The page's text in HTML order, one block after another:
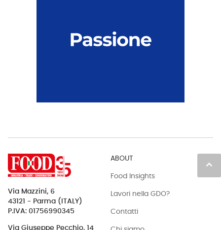
keyboard_arrow_up
Via Mazzini, 6
43121 - Parma (ITALY)
P.IVA: 01756990345
Via Giuseppe Pecchio, 14
ABOUT
Food Insights
Lavori nella GDO?
Contatti